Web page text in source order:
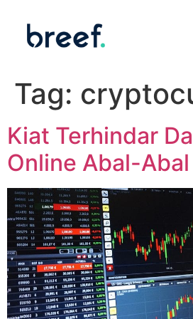
Tag:
Kiat Terhindar
Online Abal-Abal